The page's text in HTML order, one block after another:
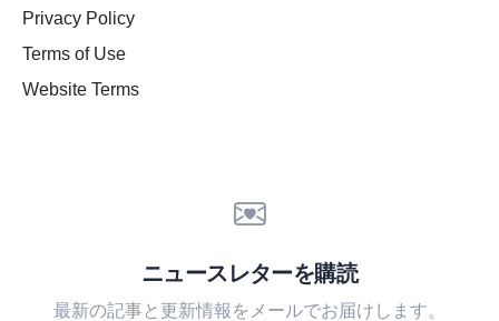
Privacy Policy
Terms of Use
Website Terms
ニュースレターを購読
最新の記事と更新情報をメールでお届けします。